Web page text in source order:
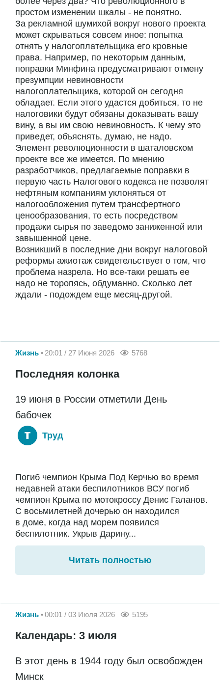
простом изменении шкалы - не понятно.
За рекламной шумихой вокруг нового проекта
может скрываться совсем иное: попытка
отнять у налогоплательщика его кровные
права. Например, по некоторым данным,
поправки Минфина предусматривают отмену
презумпции невиновности
налогоплательщика, которой он сегодня
обладает. Если этого удастся добиться, то не
налоговики будут обязаны доказывать вашу
вину, а вы им свою невиновность. К чему это
приведет, объяснять, думаю, не надо.
Элемент революционности в шаталовском
проекте все же имеется. По мнению
разработчиков, предлагаемые поправки в
первую часть Налогового кодекса не позволят
нефтяным компаниям уклоняться от
налогообложения путем трансфертного
ценообразования, то есть посредством
продажи сырья по заведомо заниженной или
завышенной цене.
Возникший в последние дни вокруг налоговой
реформы ажиотаж свидетельствует о том, что
проблема назрела. Но все-таки решать ее
надо не торопясь, обдуманно. Сколько лет
ждали - подождем еще месяц-другой.
Жизнь 20:01 / 27 Июня 2026 5768
Последняя колонка
19 июня в России отметили День
бабочек
Труд
Погиб чемпион Крыма Под Керчью во время
недавней атаки беспилотников ВСУ погиб
чемпион Крыма по мотокроссу Денис Галанов.
С восьмилетней дочерью он находился
в доме, когда над морем появился
беспилотник. Укрыв Дарину...
Читать полностью
Жизнь 00:01 / 03 Июля 2026 5195
Календарь: 3 июля
В этот день в 1944 году был освобожден
Минск